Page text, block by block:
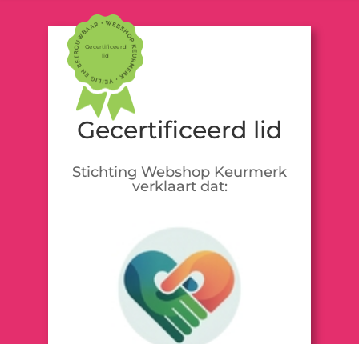
Gecertificeerd
lid
Gecertificeerd lid
Stichting Webshop Keurmerk
verklaart dat: